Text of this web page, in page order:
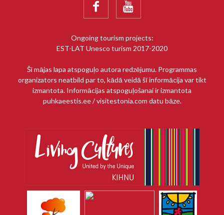
 
Ongoing tourism projects:
EST-LAT Unesco turism 2017-2020
Šī mājas lapa atspoguļo autora redzējumu. Programmas
organizators neatbild par to, kādā veidā šī informācija var tikt
izmantota. Informācijas atspoguļošanai ir izmantota
puhkaeestis.ee / visitestonia.com datu bāze.